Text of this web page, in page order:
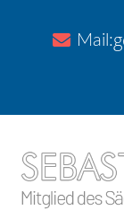
Mail: